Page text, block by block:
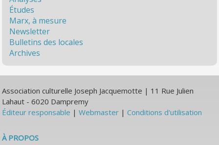
Études
Marx, à mesure
Newsletter
Bulletins des locales
Archives
Association culturelle Joseph Jacquemotte | 11 Rue Julien
Lahaut - 6020 Dampremy
Éditeur responsable |Webmaster |Conditions d'utilisation
À PROPOS